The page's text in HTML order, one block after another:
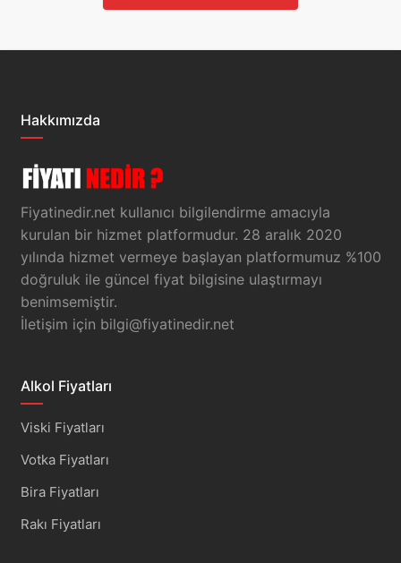
Hakkımızda
Fiyatinedir.net kullanıcı bilgilendirme amacıyla
kurulan bir hizmet platformudur. 28 aralık 2020
yılında hizmet vermeye başlayan platformumuz %100
doğruluk ile güncel fiyat bilgisine ulaştırmayı
benimsemiştir.
İletişim için bilgi@fiyatinedir.net
Alkol Fiyatları
Viski Fiyatları
Votka Fiyatları
Bira Fiyatları
Rakı Fiyatları